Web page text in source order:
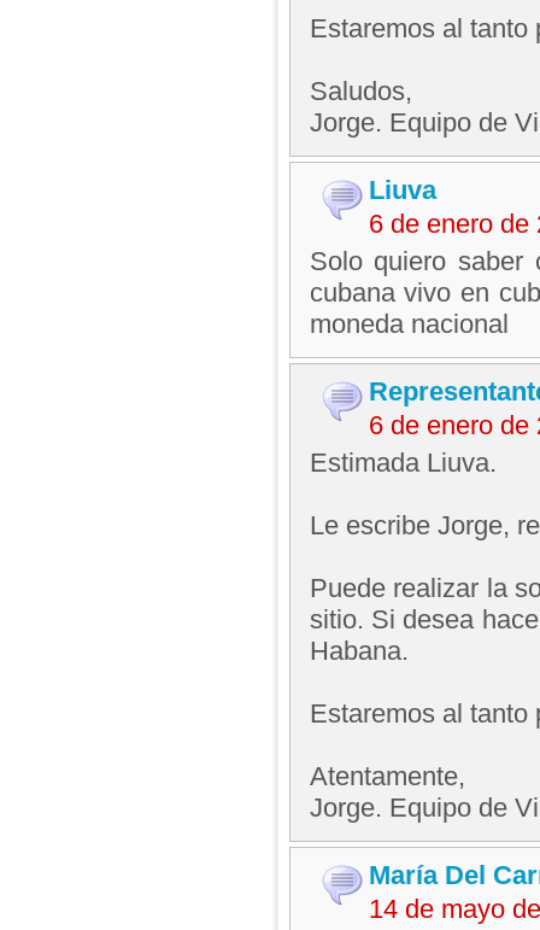
Estaremos al tanto
Saludos,
Jorge. Equipo de
Liuva
6 de enero de
Solo quiero saber
cubana vivo en
moneda nacional
6 de enero de
Estimada Liuva.
Le escribe Jorge,
Puede realizar la
sitio. Si desea
Habana.
Estaremos al tanto
Atentamente,
Jorge. Equipo de
María Del
14 de mayo